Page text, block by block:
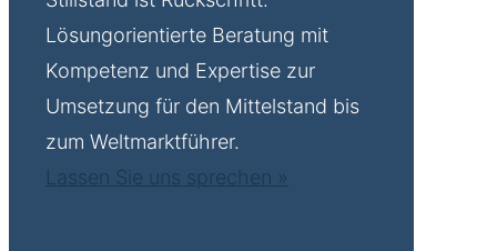
Lösungorientierte Beratung mit
Kompetenz und Expertise zur
Umsetzung für den Mittelstand bis
zum Weltmarktführer.
Lassen Sie uns sprechen »